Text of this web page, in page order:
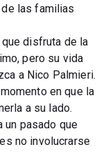
las familias
disfruta de la
pero su vida
a Nico Palmieri.
en que la
a su lado.
un pasado que
no involucrarse